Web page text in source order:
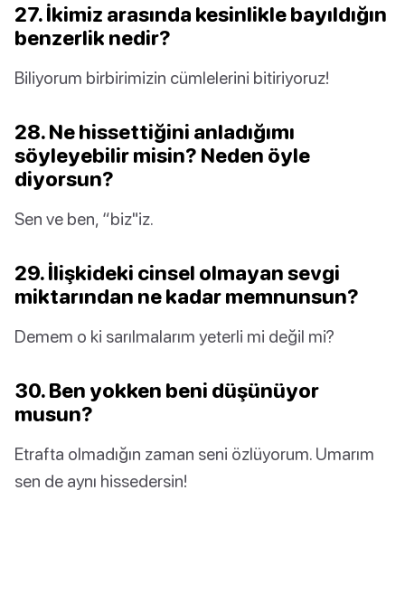
27. İkimiz arasında kesinlikle bayıldığın
benzerlik nedir?
Biliyorum birbirimizin cümlelerini bitiriyoruz!
28. Ne hissettiğini anladığımı
söyleyebilir misin? Neden öyle
diyorsun?
Sen ve ben, “biz"iz.
29. İlişkideki cinsel olmayan sevgi
miktarından ne kadar memnunsun?
Demem o ki sarılmalarım yeterli mi değil mi?
30. Ben yokken beni düşünüyor
musun?
Etrafta olmadığın zaman seni özlüyorum. Umarım
sen de aynı hissedersin!